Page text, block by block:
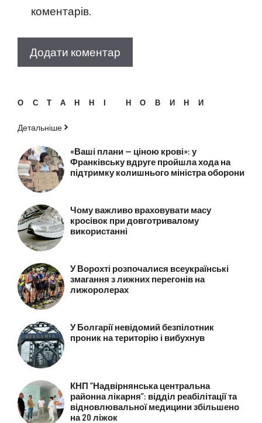
коментарів.
ОСТАННІ НОВИНИ
Детальніше
«Ваші плани — ціною крові»: у
Франківську вдруге пройшла хода на
підтримку колишнього міністра оборони
Чому важливо враховувати масу
кросівок при довготривалому
використанні
У Ворохті розпочалися всеукраїнські
змагання з лижних перегонів на
лижоролерах
У Болгарії невідомий безпілотник
проник на територію і вибухнув
КНП “Надвірнянська центральна
районна лікарня”: відділ реабілітації та
відновлювальної медицини збільшено
на 20 ліжок